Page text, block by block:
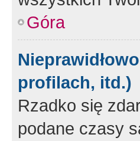
Góra
profilach, itd.)
Rzadko się
podane czasy